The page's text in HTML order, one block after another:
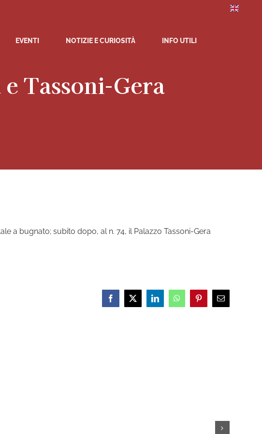
EVENTI NOTIZIE E CURIOSITÀ INFO UTILI
Tassoni-Gera
a bugnato; subito dopo, al n. 74, il Palazzo Tassoni-Gera
Facebook
X LinkedInWhatsAppPinterestEmail